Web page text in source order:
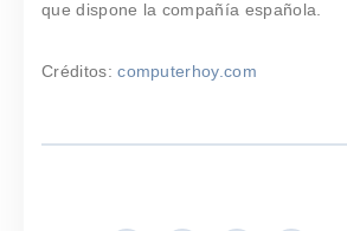
que dispone la compañía española.
Créditos:computerhoy.com